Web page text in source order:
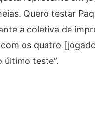
Quero testar
a coletiva de
com os quatro
último teste”.